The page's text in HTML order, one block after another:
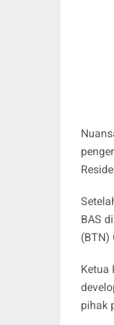
BAS
(BTN)
Ketua
pihak